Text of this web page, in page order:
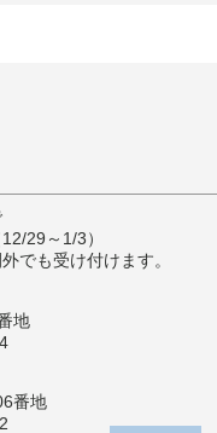
29～1/3）
でも受け付けます。
地
番地